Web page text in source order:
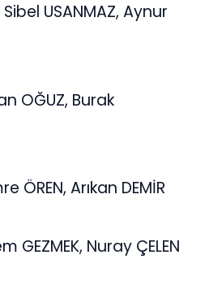
USANMAZ, Aynur
OĞUZ, Burak
ÖREN, Arıkan DEMİR
GEZMEK, Nuray ÇELEN